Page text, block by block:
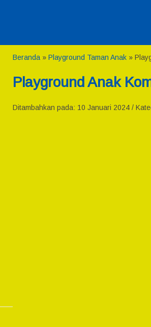
Beranda » Playground Taman Anak »
Playground Anak
Ditambahkan pada: 10 Januari 2024 /